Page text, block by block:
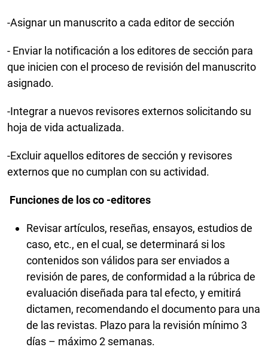
-Asignar un manuscrito a cada editor de sección
- Enviar la notificación a los editores de sección para
que inicien con el proceso de revisión del manuscrito
asignado.
-Integrar a nuevos revisores externos solicitando su
hoja de vida actualizada.
-Excluir aquellos editores de sección y revisores
externos que no cumplan con su actividad.
Funciones de losco -editores
Revisar artículos, reseñas, ensayos, estudios de
caso, etc., en el cual, se determinará si los
contenidos son válidos para ser enviados a
revisión de pares, de conformidad a la rúbrica de
evaluación diseñada para tal efecto, y emitirá
dictamen, recomendando el documento para una
de las revistas. Plazo para la revisión mínimo 3
días – máximo 2 semanas.